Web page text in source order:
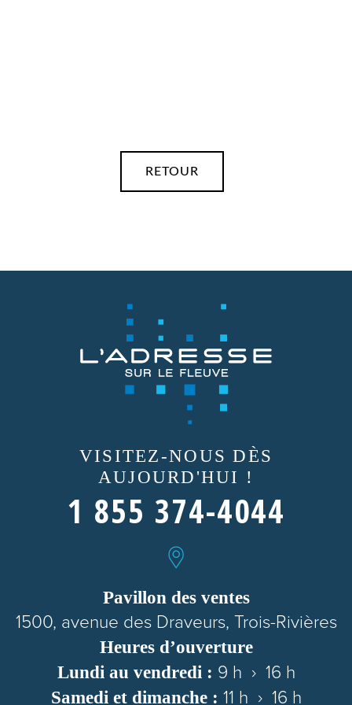
RETOUR
VISITEZ-NOUS DÈS
AUJOURD'HUI !
1 855 374-4044
Pavillon des ventes
1500, avenue des Draveurs, Trois-Rivières
Heures d’ouverture
Lundi au vendredi : 9 h › 16 h
Samedi et dimanche : 11 h › 16 h